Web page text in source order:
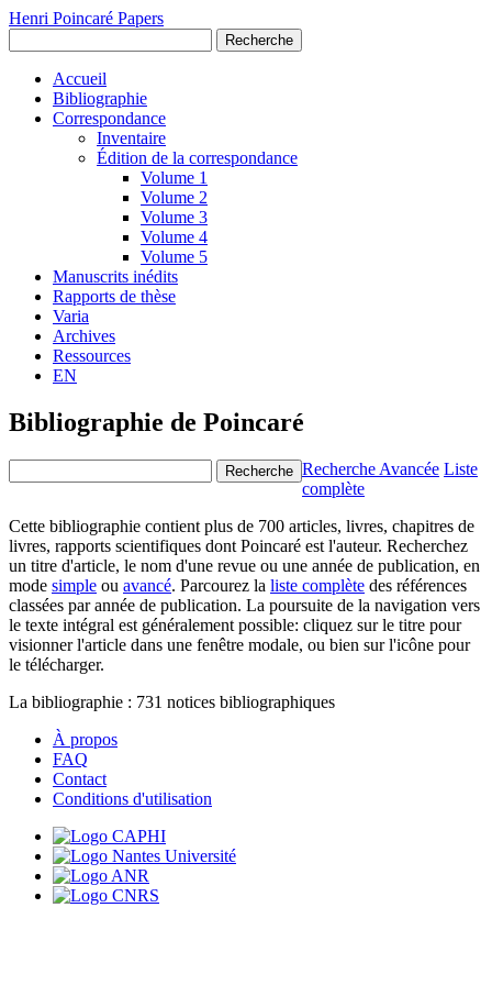
Henri Poincaré Papers
Recherche
Accueil
Bibliographie
Correspondance
Inventaire
Édition de la correspondance
Volume 1
Volume 2
Volume 3
Volume 4
Volume 5
Manuscrits inédits
Rapports de thèse
Varia
Archives
Ressources
EN
Bibliographie de Poincaré
Recherche Recherche Avancée Liste
complète
Cette bibliographie contient plus de 700 articles, livres, chapitres de
livres, rapports scientifiques dont Poincaré est l'auteur. Recherchez
un titre d'article, le nom d'une revue ou une année de publication, en
mode simple ou avancé. Parcourez la liste complète des références
classées par année de publication. La poursuite de la navigation vers
le texte intégral est généralement possible: cliquez sur le titre pour
visionner l'article dans une fenêtre modale, ou bien sur l'icône pour
le télécharger.
La bibliographie : 731 notices bibliographiques
À propos
FAQ
Contact
Conditions d'utilisation